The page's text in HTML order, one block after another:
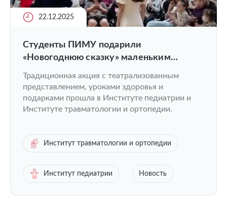
22.12.2025
Студенты ПИМУ подарили
«Новогоднюю сказку» маленьким
Традиционная акция с театрализованным
представлением, уроками здоровья и
подарками прошла в Институте педиатрии и
Институте травматологии и ортопедии.
Институт травматологии и ортопедии
Институт педиатрии Новость